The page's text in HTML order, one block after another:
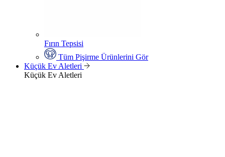
Fırın Tepsisi
Tüm Pişirme Ürünlerini Gör
Küçük Ev Aletleri
Küçük Ev Aletleri